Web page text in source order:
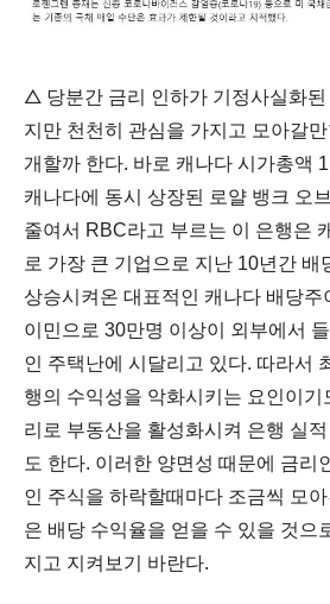
△ 당분간 금리 인하가 기정사실화된
지만 천천히 관심을 가지고 모아갈
개할까 한다. 바로 캐나다 시가총액
캐나다에 동시 상장된 로얄 뱅크 오
줄여서 RBC라고 부르는 이 은행은
로 가장 큰 기업으로 지난 10년간 배
상승시켜온 대표적인 캐나다 배당주
이민으로 30만명 이상이 외부에서
인 주택난에 시달리고 있다. 따라서
행의 수익성을 악화시키는 요인이기
리로 부동산을 활성화시켜 은행 실적
도 한다. 이러한 양면성 때문에 금리
인 주식을 하락할때마다 조금씩 모
은 배당 수익율을 얻을 수 있을 것으
지고 지켜보기 바란다.